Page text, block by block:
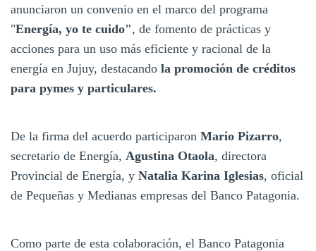
anunciaron un convenio en el marco del programa
"Energía, yo te cuido", de fomento de prácticas y
acciones para un uso más eficiente y racional de la
energía en Jujuy, destacando la promoción de créditos
para pymes y particulares.
De la firma del acuerdo participaron Mario Pizarro,
secretario de Energía, Agustina Otaola, directora
Provincial de Energía, y Natalia Karina Iglesias, oficial
de Pequeñas y Medianas empresas del Banco Patagonia.
Como parte de esta colaboración, el Banco Patagonia